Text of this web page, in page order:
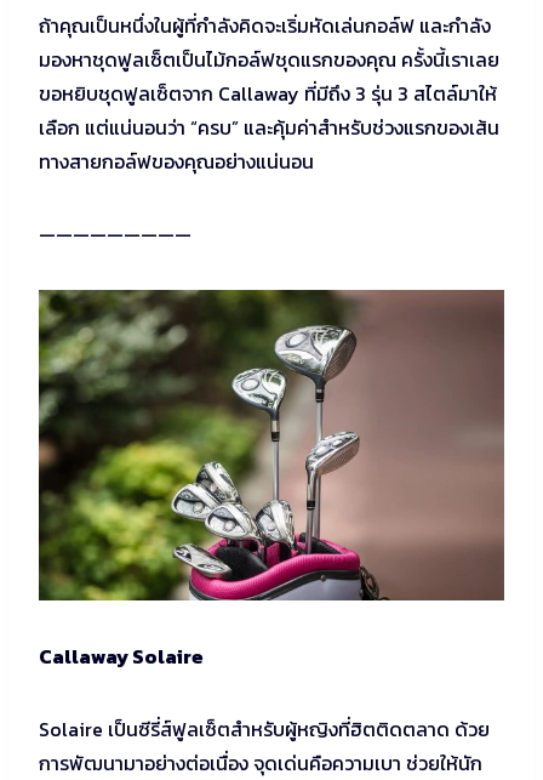
ถ้าคุณเป็นหนึ่งในผู้ที่กำลังคิดจะเริ่มหัดเล่นกอล์ฟ และกำลัง
มองหาชุดฟูลเซ็ตเป็นไม้กอล์ฟชุดแรกของคุณ ครั้งนี้เราเลย
ขอหยิบชุดฟูลเซ็ตจาก Callaway ที่มีถึง 3 รุ่น 3 สไตล์มาให้
เลือก แต่แน่นอนว่า “ครบ” และคุ้มค่าสำหรับช่วงแรกของเส้น
ทางสายกอล์ฟของคุณอย่างแน่นอน
—————————
Callaway Solaire
Solaire เป็นซีรี่ส์ฟูลเซ็ตสำหรับผู้หญิงที่ฮิตติดตลาด ด้วย
การพัฒนามาอย่างต่อเนื่อง จุดเด่นคือความเบา ช่วยให้นัก